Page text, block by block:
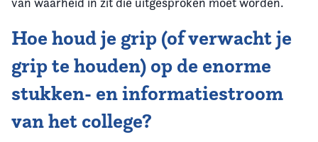
Hoe houd je grip (of verwacht je
grip te houden) op de enorme
stukken- en informatiestroom
van het college?